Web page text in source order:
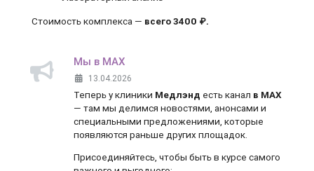
Стоимость комплекса — всего 3400 ₽.
Мы в MAX
13.04.2026
Теперь у клиники Медлэнд есть канал в MAX
— там мы делимся новостями, анонсами и
специальными предложениями, которые
появляются раньше других площадок.
Присоединяйтесь, чтобы быть в курсе самого